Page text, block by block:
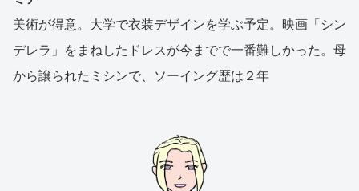
美術が得意。大学で衣装デザインを学ぶ予定。映画「シン
デレラ」をまねしたドレスが今までで一番難しかった。母
から譲られたミシンで、ソーイング歴は２年